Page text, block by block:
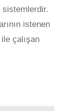
sistemlerdir.
istenen
çalışan